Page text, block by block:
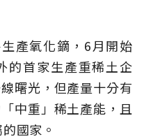
產氧化鏑，6月開始
的首家生產重稀土企
曙光，但產量十分有
中重」稀土產能，且
國家。